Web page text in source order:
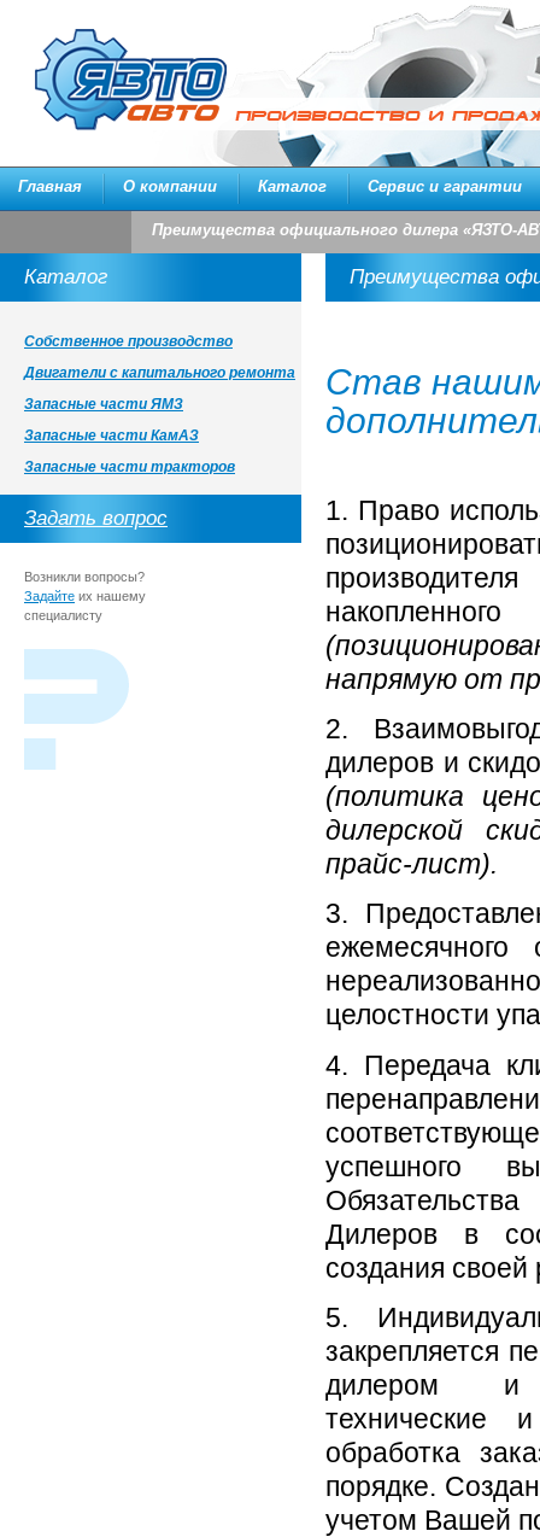
Главная О компании Каталог Сервис и гарантии
Преимущества официального дилера «ЯЗТО-
Каталог
Собственное производство
Двигатели с капитального ремонта
Запасные части ЯМЗ
Запасные части КамАЗ
Запасные части тракторов
Задать вопрос
Возникли вопросы?
Задайте их нашему
специалисту
Преимущества
Став
1. Право
напрямую от
2.
дилеров и
(политика
дилерской
прайс-лист).
3.
целостности
4. Передача
успешного
Дилеров в
создания своей
5.
закрепляется
дилером и
технические
обработка
порядке.
учетом Вашей